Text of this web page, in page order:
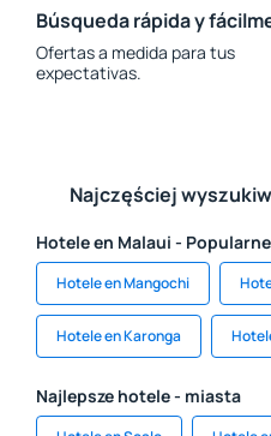
Búsqueda rápida y
Ofertas a medida para tus
expectativas.
Najczęściej
Hotele en Malaui -
Hotele en Mangochi
Hotele en Karonga
Najlepsze hotele - miasta